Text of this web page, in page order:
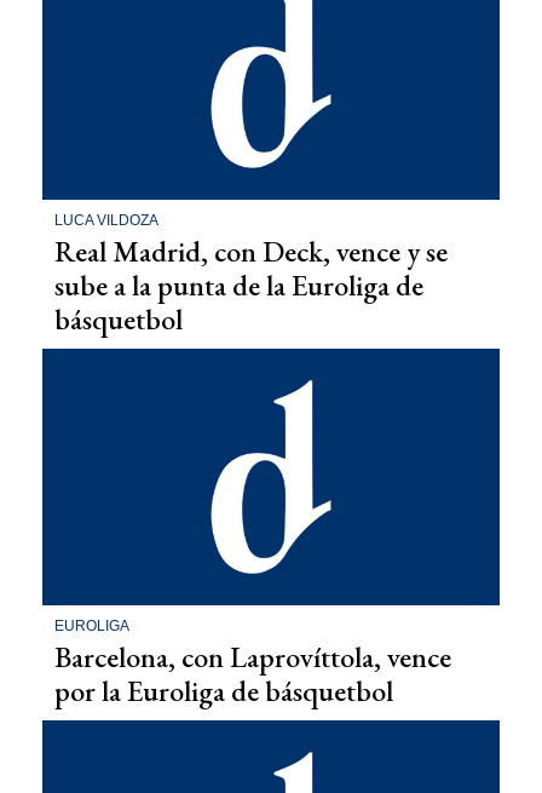
LUCA VILDOZA
Real Madrid, con Deck, vence y se
sube a la punta de la Euroliga de
básquetbol
EUROLIGA
Barcelona, con Laprovíttola, vence
por la Euroliga de básquetbol